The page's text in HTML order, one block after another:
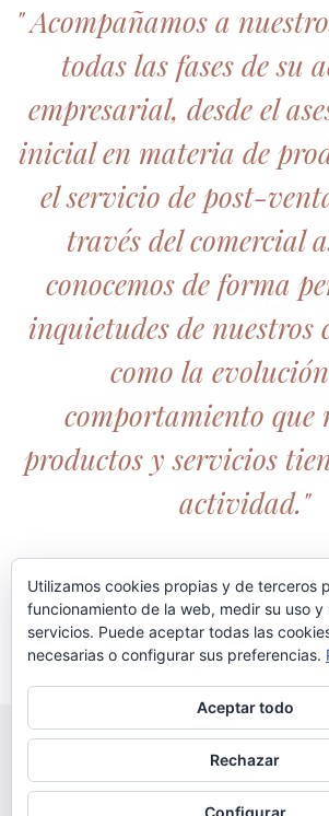
" Acompañamos a
todas las fases de su
empresarial, desde el
inicial en materia de
el servicio de post-
través del comercial
conocemos de forma
inquietudes de nuestros
como la
comportamiento que
productos y servicios
actividad."
© 2020 copyright Bedoya Hostelería //
reservados //Política da Calidad//Aviso
Utilizamos cookies propias y de terceros
funcionamiento de la web, medir su uso y
servicios. Puede aceptar todas las
necesarias o configurar sus preferencias.
Aceptar todo
Rechazar
Configurar